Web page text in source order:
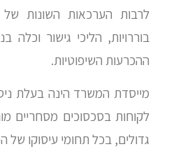
לרבות הערכאות השונות
בוררויות, הליכי גישור וכלה
ההכרעות השיפוטיות.
מייסדת המשרד הינה בעלת
לקוחות בסכסוכים מסחריים
גדולים, בכל תחומי עיסוקו של